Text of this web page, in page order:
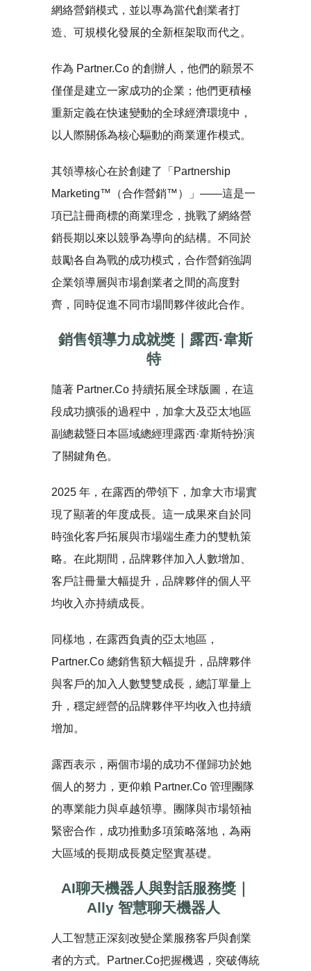
網絡營銷模式，並以專為當代創業者打
造、可規模化發展的全新框架取而代之。
作為 Partner.Co 的創辦人，他們的願景不
僅僅是建立一家成功的企業；他們更積極
重新定義在快速變動的全球經濟環境中，
以人際關係為核心驅動的商業運作模式。
其領導核心在於創建了「Partnership
Marketing™（合作營銷™）」——這是一
項已註冊商標的商業理念，挑戰了網絡營
銷長期以來以競爭為導向的結構。不同於
鼓勵各自為戰的成功模式，合作營銷強調
企業領導層與市場創業者之間的高度對
齊，同時促進不同市場間夥伴彼此合作。
銷售領導力成就獎｜露西·韋斯
特
隨著 Partner.Co 持續拓展全球版圖，在這
段成功擴張的過程中，加拿大及亞太地區
副總裁暨日本區域總經理露西·韋斯特扮演
了關鍵角色。
2025 年，在露西的帶領下，加拿大市場實
現了顯著的年度成長。這一成果來自於同
時強化客戶拓展與市場端生產力的雙軌策
略。在此期間，品牌夥伴加入人數增加、
客戶註冊量大幅提升，品牌夥伴的個人平
均收入亦持續成長。
同樣地，在露西負責的亞太地區，
Partner.Co 總銷售額大幅提升，品牌夥伴
與客戶的加入人數雙雙成長，總訂單量上
升，穩定經營的品牌夥伴平均收入也持續
增加。
露西表示，兩個市場的成功不僅歸功於她
個人的努力，更仰賴 Partner.Co 管理團隊
的專業能力與卓越領導。團隊與市場領袖
緊密合作，成功推動多項策略落地，為兩
大區域的長期成長奠定堅實基礎。
AI聊天機器人與對話服務獎｜
Ally 智慧聊天機器人
人工智慧正深刻改變企業服務客戶與創業
者的方式。Partner.Co把握機遇，突破傳統